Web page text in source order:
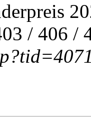
/ 406 /